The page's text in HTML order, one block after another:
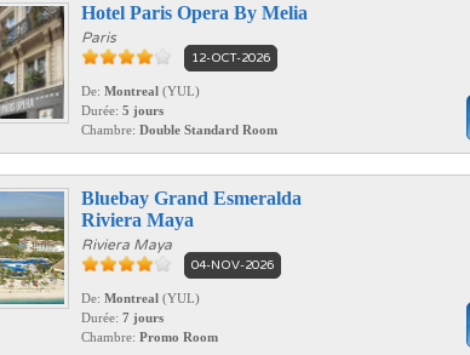
Hotel Paris Opera By Melia
Paris
12-OCT-2026
De: Montreal(YUL)
Durée: 5 jours
Chambre: Double Standard Room
Bluebay Grand Esmeralda
Riviera Maya
Riviera Maya
04-NOV-2026
De: Montreal(YUL)
Durée: 7 jours
Chambre: Promo Room